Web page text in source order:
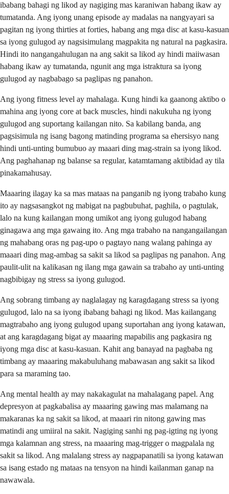
ibabang bahagi ng likod ay nagiging mas karaniwan habang ikaw ay
tumatanda. Ang iyong unang episode ay madalas na nangyayari sa
pagitan ng iyong thirties at forties, habang ang mga disc at kasu-kasuan
sa iyong gulugod ay nagsisimulang magpakita ng natural na pagkasira.
Hindi ito nangangahulugan na ang sakit sa likod ay hindi maiiwasan
habang ikaw ay tumatanda, ngunit ang mga istraktura sa iyong
gulugod ay nagbabago sa paglipas ng panahon.
Ang iyong fitness level ay mahalaga. Kung hindi ka gaanong aktibo o
mahina ang iyong core at back muscles, hindi nakukuha ng iyong
gulugod ang suportang kailangan nito. Sa kabilang banda, ang
pagsisimula ng isang bagong matinding programa sa ehersisyo nang
hindi unti-unting bumubuo ay maaari ding mag-strain sa iyong likod.
Ang paghahanap ng balanse sa regular, katamtamang aktibidad ay tila
pinakamahusay.
Maaaring ilagay ka sa mas mataas na panganib ng iyong trabaho kung
ito ay nagsasangkot ng mabigat na pagbubuhat, paghila, o pagtulak,
lalo na kung kailangan mong umikot ang iyong gulugod habang
ginagawa ang mga gawaing ito. Ang mga trabaho na nangangailangan
ng mahabang oras ng pag-upo o pagtayo nang walang pahinga ay
maaari ding mag-ambag sa sakit sa likod sa paglipas ng panahon. Ang
paulit-ulit na kalikasan ng ilang mga gawain sa trabaho ay unti-unting
nagbibigay ng stress sa iyong gulugod.
Ang sobrang timbang ay naglalagay ng karagdagang stress sa iyong
gulugod, lalo na sa iyong ibabang bahagi ng likod. Mas kailangang
magtrabaho ang iyong gulugod upang suportahan ang iyong katawan,
at ang karagdagang bigat ay maaaring mapabilis ang pagkasira ng
iyong mga disc at kasu-kasuan. Kahit ang banayad na pagbaba ng
timbang ay maaaring makabuluhang mabawasan ang sakit sa likod
para sa maraming tao.
Ang mental health ay may nakakagulat na mahalagang papel. Ang
depresyon at pagkabalisa ay maaaring gawing mas malamang na
makaranas ka ng sakit sa likod, at maaari rin nitong gawing mas
matindi ang umiiral na sakit. Nagiging sanhi ng pag-igting ng iyong
mga kalamnan ang stress, na maaaring mag-trigger o magpalala ng
sakit sa likod. Ang malalang stress ay nagpapanatili sa iyong katawan
sa isang estado ng mataas na tensyon na hindi kailanman ganap na
nawawala.